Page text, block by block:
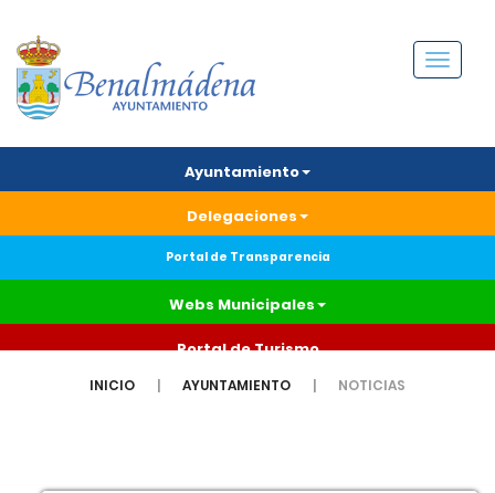
Menú
Ayuntamiento
Delegaciones
Portal de Transparencia
Webs Municipales
Portal de Turismo
INICIO AYUNTAMIENTO NOTICIAS